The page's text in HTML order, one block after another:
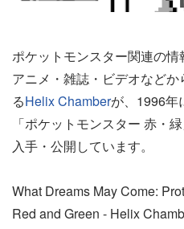
ポケットモンスター関連の情
アニメ・雑誌・ビデオなど
るHelix Chamberが、1996年
「ポケットモンスター 赤・
入手・公開しています。
What Dreams May Come:
Red and Green - Helix